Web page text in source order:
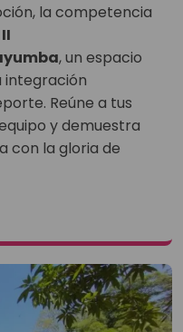
la competencia
II
, un espacio
integración
Reúne a tus
y demuestra
con la gloria de